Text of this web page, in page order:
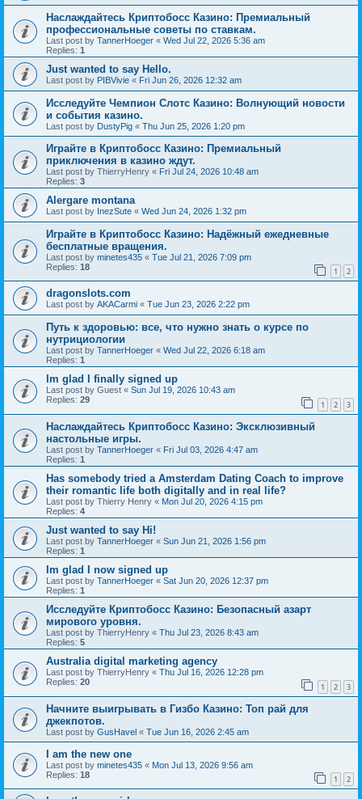
Наслаждайтесь Криптобосс Казино: Премиальный
профессиональные советы по ставкам.
Last post by TannerHoeger « Wed Jul 22, 2026 5:36 am
Replies: 1
Just wanted to say Hello.
Last post by PIBVivie « Fri Jun 26, 2026 12:32 am
Исследуйте Чемпион Слотс Казино: Волнующий новости
и события казино.
Last post by DustyPig « Thu Jun 25, 2026 1:20 pm
Играйте в Криптобосс Казино: Премиальный
приключения в казино ждут.
Last post by ThierryHenry « Fri Jul 24, 2026 10:48 am
Replies: 3
Alergare montana
Last post by InezSute « Wed Jun 24, 2026 1:32 pm
Играйте в Криптобосс Казино: Надёжный ежедневные
бесплатные вращения.
Last post by minetes435 « Tue Jul 21, 2026 7:09 pm
Replies: 18 1 2
dragonslots.com
Last post by AKACarmi « Tue Jun 23, 2026 2:22 pm
Путь к здоровью: все, что нужно знать о курсе по
нутрициологии
Last post by TannerHoeger « Wed Jul 22, 2026 6:18 am
Replies: 1
Im glad I finally signed up
Last post by Guest « Sun Jul 19, 2026 10:43 am
Replies: 29 1 2 3
Наслаждайтесь Криптобосс Казино: Эксклюзивный
настольные игры.
Last post by TannerHoeger « Fri Jul 03, 2026 4:47 am
Replies: 1
Has somebody tried a Amsterdam Dating Coach to improve
their romantic life both digitally and in real life?
Last post by Thierry Henry « Mon Jul 20, 2026 4:15 pm
Replies: 4
Just wanted to say Hi!
Last post by TannerHoeger « Sun Jun 21, 2026 1:56 pm
Replies: 1
Im glad I now signed up
Last post by TannerHoeger « Sat Jun 20, 2026 12:37 pm
Replies: 1
Исследуйте Криптобосс Казино: Безопасный азарт
мирового уровня.
Last post by ThierryHenry « Thu Jul 23, 2026 8:43 am
Replies: 5
Australia digital marketing agency
Last post by ThierryHenry « Thu Jul 16, 2026 12:28 pm
Replies: 20 1 2 3
Начните выигрывать в Гизбо Казино: Топ рай для
джекпотов.
Last post by GusHavel « Tue Jun 16, 2026 2:45 am
I am the new one
Last post by minetes435 « Mon Jul 13, 2026 9:56 am
Replies: 18 1 2